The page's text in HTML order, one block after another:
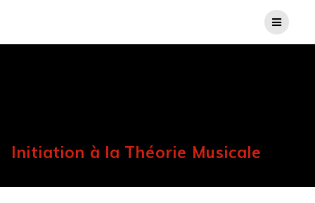
Initiation à la Théorie Musicale